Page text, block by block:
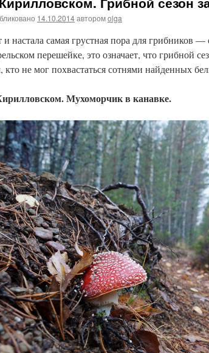
14.10.2014авторомolga
и настала самая грустная пора для грибников
перешейке, это означает, что грибной
кто не мог похвастаться сотнями найденных
Мухоморчик в канавке.